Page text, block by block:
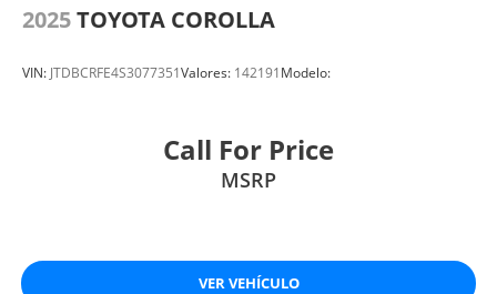
2025TOYOTA COROLLA
VIN: JTDBCRFE4S3077351Valores: 142191Modelo:
Call For Price
MSRP
VER VEHÍCULO